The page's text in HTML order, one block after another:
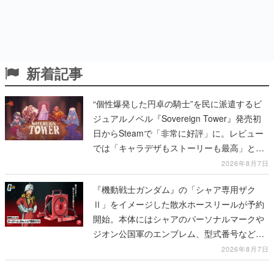
新着記事
“個性爆発した円卓の騎士”を民に派遣するビ
ジュアルノベル『Sovereign Tower』発売初
日からSteamで「非常に好評」に。レビュー
では「キャラデザもストーリーも最高」と称
2026年8月7日
『機動戦士ガンダム』の「シャア専用ザク
Ⅱ」をイメージした散水ホースリールが予約
開始。本体にはシャアのパーソナルマークや
ジオン公国軍のエンブレム、型式番号などを
2026年8月7日